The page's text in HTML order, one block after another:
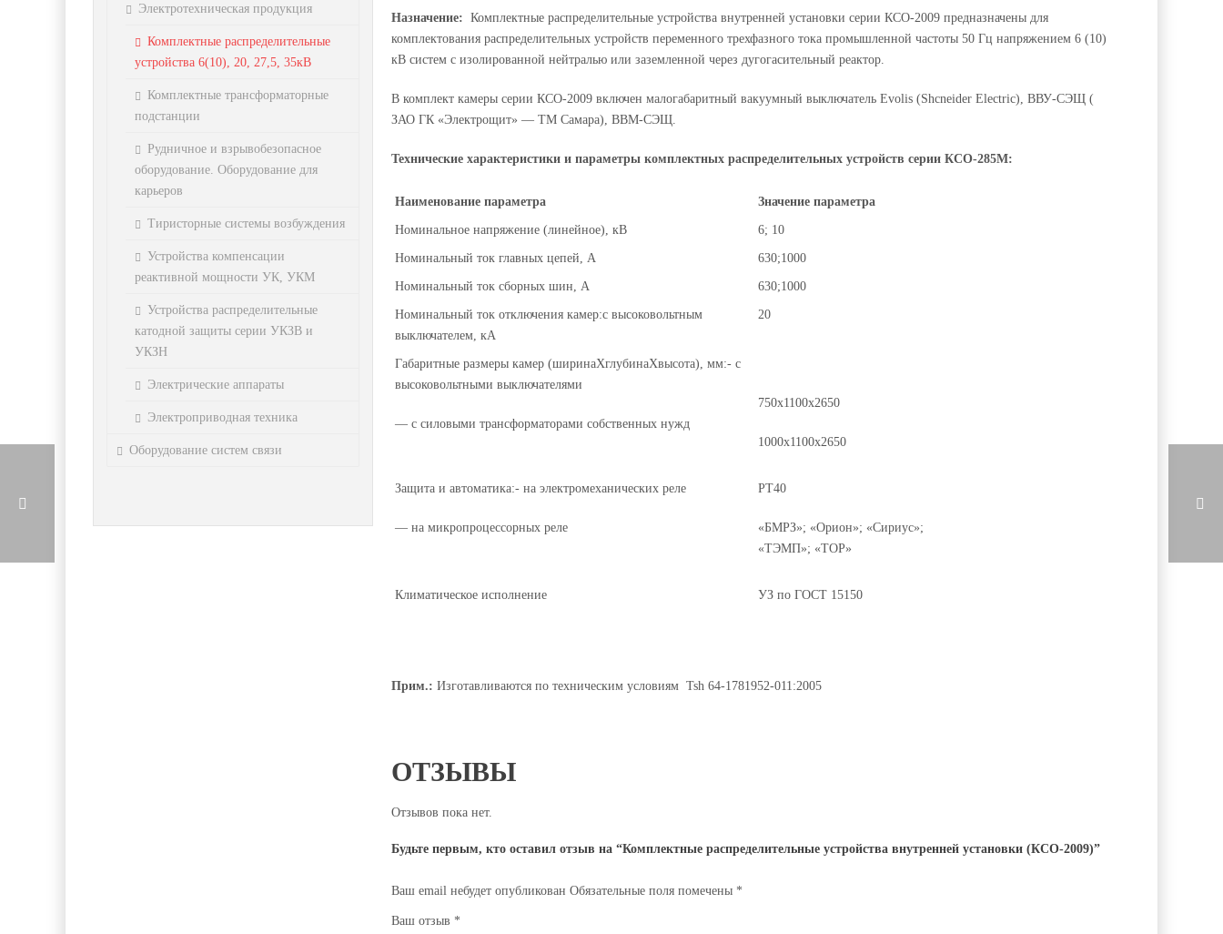
Назначение: Комплектные распределительные устройства внутренней установки серии КСО-2009 предназначены для
комплектования распределительных устройств переменного трехфазного тока промышленной частоты 50 Гц напряжением 6 (10)
кВ систем с изолированной нейтралью или заземленной через дугогасительный реактор.
В комплект камеры серии КСО-2009 включен малогабаритный вакуумный выключатель Evolis (Shcneider Electric), ВВУ-СЭЩ (
ЗАО ГК «Электрощит» — ТМ Самара), ВВМ-СЭЩ.
Технические характеристики и параметры комплектных распределительных устройств серии КСО-285М:
Наименование параметра Значение параметра
Номинальное напряжение (линейное), кВ 6; 10
Номинальный ток главных цепей, А 630;1000
Номинальный ток сборных шин, А 630;1000
Номинальный ток отключения камер:с высоковольтным
выключателем, кА
20
Габаритные размеры камер (ширинаХглубинаХвысота), мм:- с
высоковольтными выключателями
— с силовыми трансформаторами собственных нужд
750x1100x2650
1000x1100x2650
Защита и автоматика:- на электромеханических реле
— на микропроцессорных реле
РТ40
«БМРЗ»; «Орион»; «Сириус»;
«ТЭМП»; «ТОР»
Климатическое исполнение УЗ по ГОСТ 15150
Прим.: Изготавливаются по техническим условиям Tsh 64-1781952-011:2005
ОТЗЫВЫ
Отзывов пока нет.
Будьте первым, кто оставил отзыв на “Комплектные распределительные устройства внутренней установки (КСО-2009)”
Ваш email небудет опубликован Обязательные поля помечены *
Ваш отзыв *
Электротехническая продукция
Комплектные распределительные
устройства 6(10), 20, 27,5, 35кВ
Комплектные трансформаторные
подстанции
Рудничное и взрывобезопасное
оборудование. Оборудование для
карьеров
Тиристорные системы возбуждения
Устройства компенсации
реактивной мощности УК, УКМ
Устройства распределительные
катодной защиты серии УКЗВ и
УКЗН
Электрические аппараты
Электроприводная техника
Оборудование систем связи